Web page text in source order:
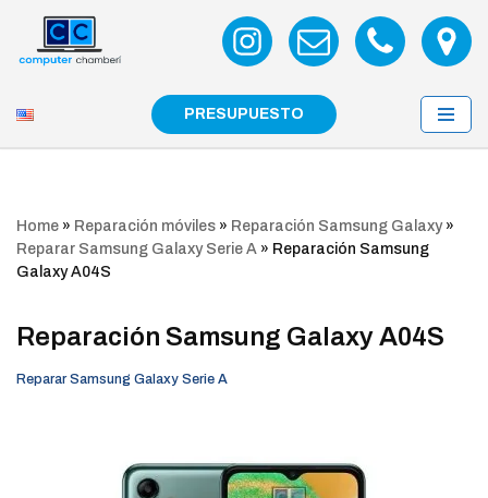
Saltar
PRESUPUESTO
Home » Reparación móviles » Reparación Samsung Galaxy»
Reparar Samsung Galaxy Serie A » Reparación Samsung
Galaxy A04S
Reparación Samsung Galaxy A04S
Reparar Samsung Galaxy Serie A